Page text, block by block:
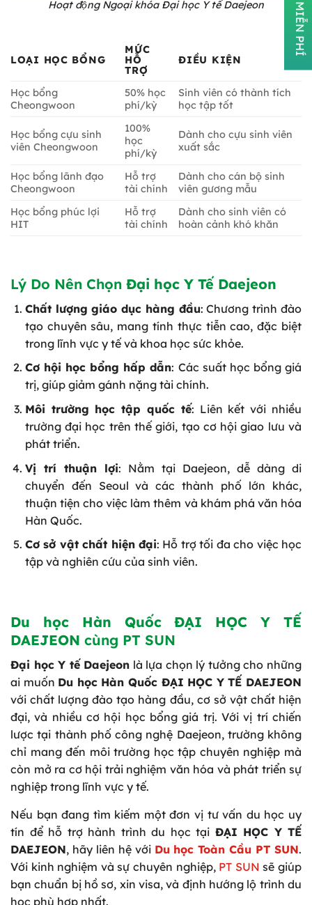
Hoạt động Ngoại khóa Đại học Y tế Daejeon
LOẠI HỌC BỔNG
MỨC
HỖ
TRỢ
ĐIỀU KIỆN
Học bổng
Cheongwoon
50% học
phí/kỳ
Sinh viên có thành tích
học tập tốt
Học bổng cựu sinh
viên Cheongwoon
100%
học
phí/kỳ
Dành cho cựu sinh viên
xuất sắc
Học bổng lãnh đạo
Cheongwoon
Hỗ trợ
tài chính
Dành cho cán bộ sinh
viên gương mẫu
Học bổng phúc lợi
HIT
Hỗ trợ
tài chính
Dành cho sinh viên có
hoàn cảnh khó khăn
Lý Do Nên Chọn Đại học Y Tế Daejeon
Chất lượng giáo dục hàng đầu: Chương trình đào
tạo chuyên sâu, mang tính thực tiễn cao, đặc biệt
trong lĩnh vực y tế và khoa học sức khỏe.
Cơ hội học bổng hấp dẫn: Các suất học bổng giá
trị, giúp giảm gánh nặng tài chính.
Môi trường học tập quốc tế: Liên kết với nhiều
trường đại học trên thế giới, tạo cơ hội giao lưu và
phát triển.
Vị trí thuận lợi: Nằm tại Daejeon, dễ dàng di
chuyển đến Seoul và các thành phố lớn khác,
thuận tiện cho việc làm thêm và khám phá văn hóa
Hàn Quốc.
Cơ sở vật chất hiện đại: Hỗ trợ tối đa cho việc học
tập và nghiên cứu của sinh viên.
Du học Hàn Quốc ĐẠI HỌC Y TẾ
DAEJEON cùng PT SUN
Đại học Y tế Daejeon là lựa chọn lý tưởng cho những
ai muốn Du học Hàn Quốc ĐẠI HỌC Y TẾ DAEJEON
với chất lượng đào tạo hàng đầu, cơ sở vật chất hiện
đại, và nhiều cơ hội học bổng giá trị. Với vị trí chiến
lược tại thành phố công nghệ Daejeon, trường không
chỉ mang đến môi trường học tập chuyên nghiệp mà
còn mở ra cơ hội trải nghiệm văn hóa và phát triển sự
nghiệp trong lĩnh vực y tế.
Nếu bạn đang tìm kiếm một đơn vị tư vấn du học uy
tín để hỗ trợ hành trình du học tại ĐẠI HỌC Y TẾ
DAEJEON, hãy liên hệ với Du học Toàn Cầu PT SUN.
Với kinh nghiệm và sự chuyên nghiệp, PT SUN sẽ giúp
bạn chuẩn bị hồ sơ, xin visa, và định hướng lộ trình du
học phù hợp nhất.